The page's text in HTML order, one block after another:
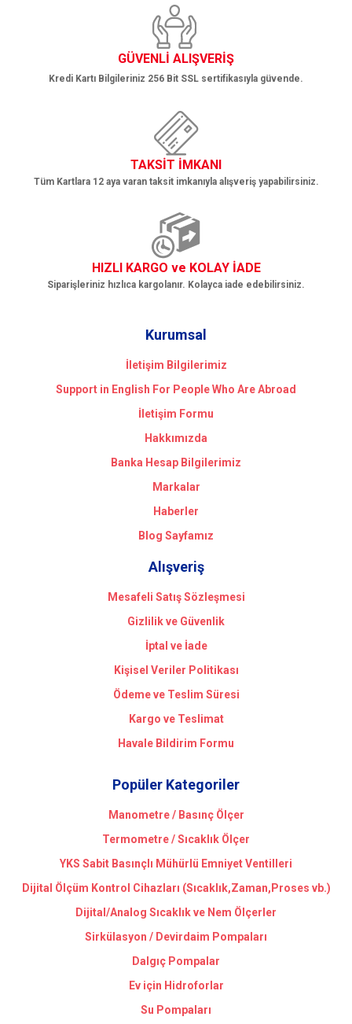
Gönder
GÜVENLİ ALIŞVERİŞ
Kredi Kartı Bilgileriniz 256 Bit SSL sertifikasıyla güvende.
TAKSİT İMKANI
Tüm Kartlara 12 aya varan taksit imkanıyla alışveriş yapabilirsiniz.
HIZLI KARGO ve KOLAY İADE
Siparişleriniz hızlıca kargolanır. Kolayca iade edebilirsiniz.
Kurumsal
İletişim Bilgilerimiz
Support in English For People Who Are Abroad
İletişim Formu
Hakkımızda
Banka Hesap Bilgilerimiz
Markalar
Haberler
Blog Sayfamız
Alışveriş
Mesafeli Satış Sözleşmesi
Gizlilik ve Güvenlik
İptal ve İade
Kişisel Veriler Politikası
Ödeme ve Teslim Süresi
Kargo ve Teslimat
Havale Bildirim Formu
Popüler Kategoriler
Manometre / Basınç Ölçer
Termometre / Sıcaklık Ölçer
YKS Sabit Basınçlı Mühürlü Emniyet Ventilleri
Dijital Ölçüm Kontrol Cihazları (Sıcaklık,Zaman,Proses vb.)
Dijital/Analog Sıcaklık ve Nem Ölçerler
Sirkülasyon / Devirdaim Pompaları
Dalgıç Pompalar
Ev için Hidroforlar
Su Pompaları